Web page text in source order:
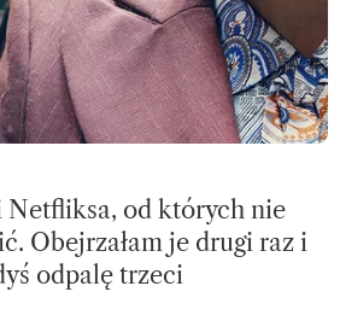
Netfliksa, od których nie
Obejrzałam je drugi raz i
odpalę trzeci